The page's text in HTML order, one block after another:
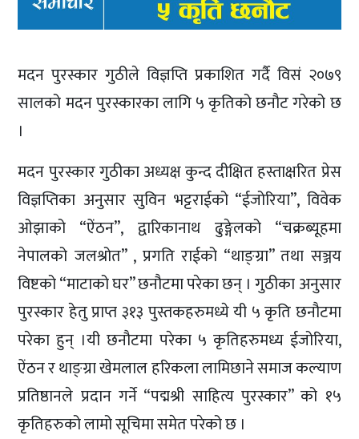
मदन पुरस्कार गुठीले विज्ञप्ति प्रकाशित गर्दै विसं २०७९
सालको मदन पुरस्कारका लागि ५ कृतिको छनौट गरेको छ
।
मदन पुरस्कार गुठीका अध्यक्ष कुन्द दीक्षित हस्ताक्षरित प्रेस
विज्ञप्तिका अनुसार सुविन भट्टराईको “ईजोरिया”, विवेक
ओझाको “ऐंठन”, द्वारिकानाथ ढुङ्गेलको “चक्रब्यूहमा
नेपालको जलश्रोत” , प्रगति राईको “थाङ्ग्रा” तथा सञ्जय
विष्टको “माटाको घर” छनौटमा परेका छन् । गुठीका अनुसार
पुरस्कार हेतु प्राप्त ३१३ पुस्तकहरुमध्ये यी ५ कृति छनौटमा
परेका हुन् ।यी छनौटमा परेका ५ कृतिहरुमध्य ईजोरिया,
ऐंठन र थाङ्ग्रा खेमलाल हरिकला लामिछाने समाज कल्याण
प्रतिष्ठानले प्रदान गर्ने “पद्मश्री साहित्य पुरस्कार” को १५
कृतिहरुको लामो सूचिमा समेत परेको छ ।